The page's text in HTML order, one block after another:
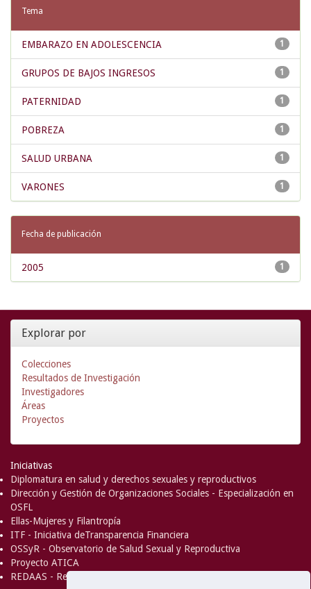
Tema
1
EMBARAZO EN ADOLESCENCIA
1
GRUPOS DE BAJOS INGRESOS
1
PATERNIDAD
1
POBREZA
1
SALUD URBANA
1
VARONES
Fecha de publicación
1
2005
Explorar por
Colecciones
Resultados de Investigación
Investigadores
Áreas
Proyectos
Iniciativas
Diplomatura en salud y derechos sexuales y reproductivos
Dirección y Gestión de Organizaciones Sociales - Especialización en
OSFL
Ellas-Mujeres y Filantropía
ITF - Iniciativa deTransparencia Financiera
OSSyR - Observatorio de Salud Sexual y Reproductiva
Proyecto ATICA
REDAAS - Red de Acceso al Aborto Seguro